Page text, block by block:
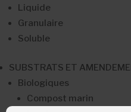
Liquide
Granulaire
Soluble
SUBSTRATS ET
Biologiques
Compost marin